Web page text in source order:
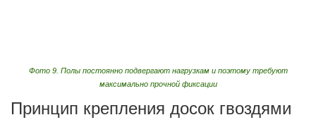
Фото 9. Полы постоянно подвергают нагрузкам и поэтому требуют
максимально прочной фиксации
Принцип крепления досок гвоздями